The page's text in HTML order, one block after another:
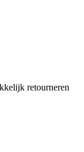
retourneren